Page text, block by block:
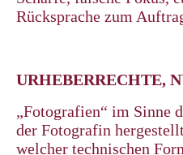
Rücksprache zum
URHEBERRECHTE,
„Fotografien“ im Sinne
der Fotografin
welcher technischen